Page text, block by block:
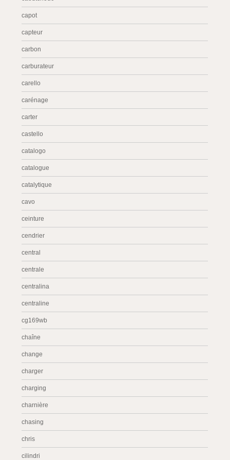
capot
capteur
carbon
carburateur
carello
carénage
carter
castello
catalogo
catalogue
catalytique
cavo
ceinture
cendrier
central
centrale
centralina
centraline
cg169wb
chaîne
change
charger
charging
charnière
chasing
chris
cilindri